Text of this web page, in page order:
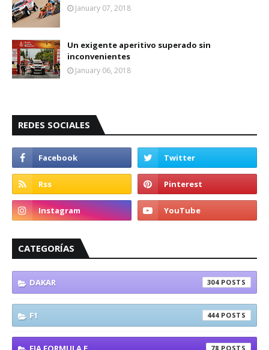
January 07, 2018
Un exigente aperitivo superado sin
inconvenientes
January 06, 2018
REDES SOCIALES
CATEGORÍAS
DAKAR 304
F1 444
78